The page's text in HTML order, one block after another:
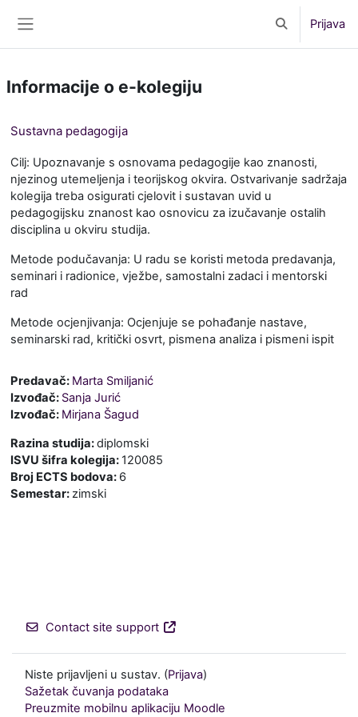
Toggle search
Prijava
Informacije o e-kolegiju
Sustavna pedagogija
Cilj: Upoznavanje s osnovama pedagogije kao znanosti,
njezinog utemeljenja i teorijskog okvira. Ostvarivanje sadržaja
kolegija treba osigurati cjelovit i sustavan uvid u
pedagogijsku znanost kao osnovicu za izučavanje ostalih
disciplina u okviru studija.
Metode podučavanja: U radu se koristi metoda predavanja,
seminari i radionice, vježbe, samostalni zadaci i mentorski
rad
Metode ocjenjivanja: Ocjenjuje se pohađanje nastave,
seminarski rad, kritički osvrt, pismena analiza i pismeni ispit
Predavač: Marta Smiljanić
Izvođač: Sanja Jurić
Izvođač: Mirjana Šagud
Razina studija:diplomski
ISVU šifra kolegija: 120085
Broj ECTS bodova: 6
Semestar:zimski
Contact site support
Niste prijavljeni u sustav. (Prijava)
Sažetak čuvanja podataka
Preuzmite mobilnu aplikaciju Moodle